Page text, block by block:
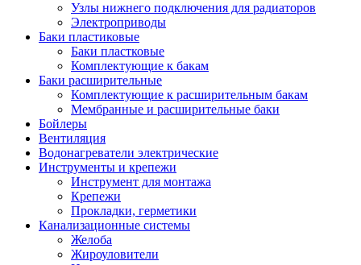
Узлы нижнего подключения для радиаторов
Электроприводы
Баки пластиковые
Баки пластковые
Комплектующие к бакам
Баки расширительные
Комплектующие к расширительным бакам
Мембранные и расширительные баки
Бойлеры
Вентиляция
Водонагреватели электрические
Инструменты и крепежи
Инструмент для монтажа
Крепежи
Прокладки, герметики
Канализационные системы
Желоба
Жироуловители